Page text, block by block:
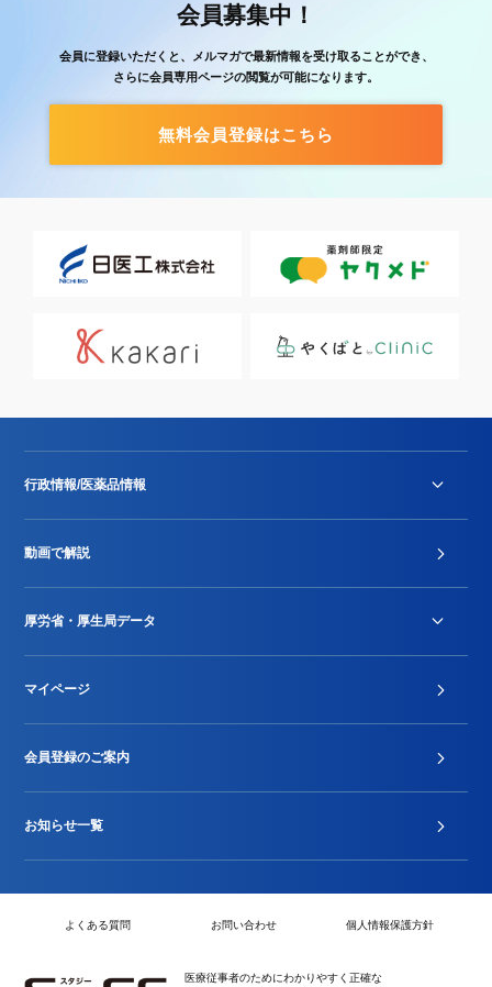
会員募集中！
会員に登録いただくと、メルマガで最新情報を受け取ることができ、
さらに会員専用ページの閲覧が可能になります。
無料会員登録はこちら
行政情報/医薬品情報
Stu-GEレポート
動画で解説
厚労省・厚生局データ
2024年度新設項目届出状況
マイページ
会員登録のご案内
お知らせ一覧
よくある質問 お問い合わせ 個人情報保護方針
医療従事者のためにわかりやすく正確な